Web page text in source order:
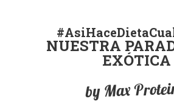
NUESTRA
EXÓTICA
by Max